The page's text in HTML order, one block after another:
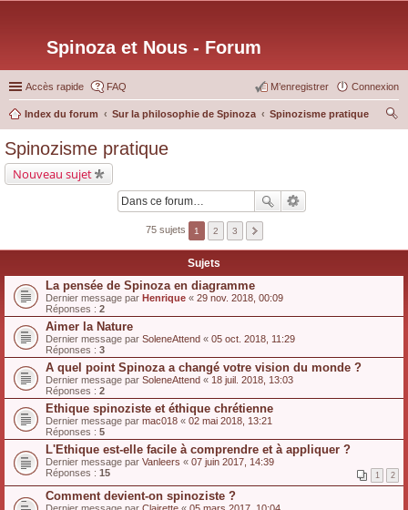
Spinoza et Nous - Forum
Accès rapide FAQ Connexion
M’enregistrer
Index du forum Sur la philosophie de Spinoza
Spinozisme pratique
Spinozisme pratique
Nouveau sujet
75 sujets 1 2 3
Sujets
La pensée de Spinoza en diagramme
Dernier message par Henrique « 29 nov. 2018, 00:09
Réponses : 2
Aimer la Nature
Dernier message par SoleneAttend « 05 oct. 2018, 11:29
Réponses : 3
A quel point Spinoza a changé votre vision du monde ?
Dernier message par SoleneAttend « 18 juil. 2018, 13:03
Réponses : 2
Ethique spinoziste et éthique chrétienne
Dernier message par mac018 « 02 mai 2018, 13:21
Réponses : 5
L'Ethique est-elle facile à comprendre et à appliquer ?
Dernier message par Vanleers « 07 juin 2017, 14:39
Réponses : 15 1 2
Comment devient-on spinoziste ?